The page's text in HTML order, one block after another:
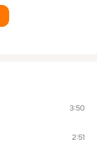
3:50
2:51